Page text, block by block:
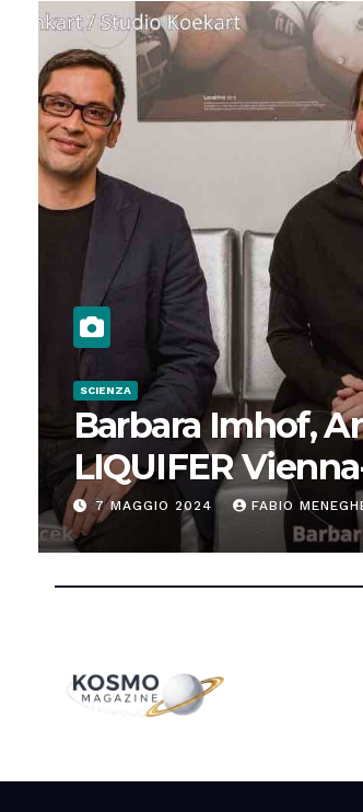
SCIENZA
Barbara Imhof,
LIQUIFER
“Progettiamo
7 MAGGIO 2024 FABIO